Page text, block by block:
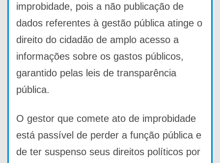
improbidade, pois a não publicação de
dados referentes à gestão pública atinge o
direito do cidadão de amplo acesso a
informações sobre os gastos públicos,
garantido pelas leis de transparência
pública.
O gestor que comete ato de improbidade
está passível de perder a função pública e
de ter suspenso seus direitos políticos por